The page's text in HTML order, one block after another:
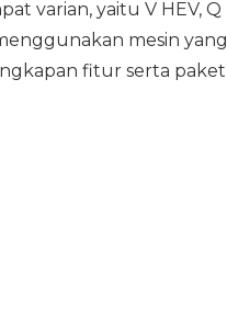
varian, yaitu V HEV, Q
mesin
fitur serta